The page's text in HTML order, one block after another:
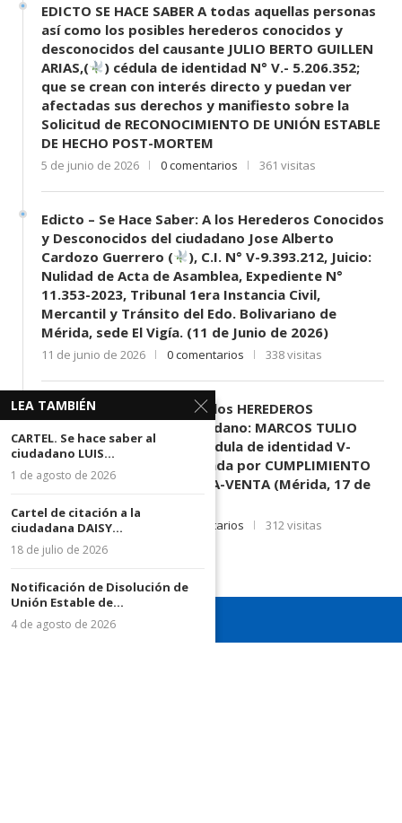
EDICTO SE HACE SABER A todas aquellas personas
así como los posibles herederos conocidos y
desconocidos del causante JULIO BERTO GUILLEN
ARIAS,(
) cédula de identidad N° V.- 5.206.352;
que se crean con interés directo y puedan ver
afectadas sus derechos y manifiesto sobre la
Solicitud de RECONOCIMIENTO DE UNIÓN ESTABLE
DE HECHO POST-MORTEM
5 de junio de 2026 0 comentarios 361 visitas
Edicto – Se Hace Saber: A los Herederos Conocidos
y Desconocidos del ciudadano Jose Alberto
Cardozo Guerrero (
), C.I. N° V-9.393.212, Juicio:
Nulidad de Acta de Asamblea, Expediente N°
11.353-2023, Tribunal 1era Instancia Civil,
Mercantil y Tránsito del Edo. Bolivariano de
Mérida, sede El Vigía. (11 de Junio de 2026)
11 de junio de 2026 0 comentarios 338 visitas
EDICTO SE HACE SABER: A los HEREDEROS
DESCONOCIDOS del ciudadano: MARCOS TULIO
MORENO HERRERA, (
) cédula de identidad V-
3.003.963, Parte demandada por CUMPLIMIENTO
DE CONTRATO DE COMPRA-VENTA (Mérida, 17 de
17 de junio de 2026 0 comentarios 312 visitas
LEA TAMBIÉN
CARTEL. Se hace saber al
ciudadano LUIS...
1 de agosto de 2026
Cartel de citación a la
ciudadana DAISY...
18 de julio de 2026
Notificación de Disolución de
Unión Estable de...
4 de agosto de 2026